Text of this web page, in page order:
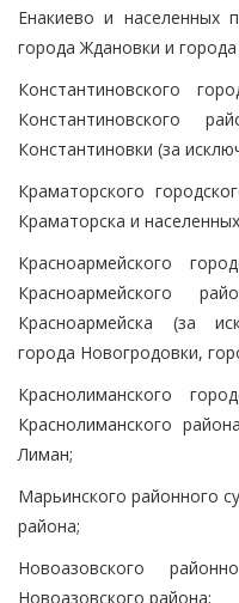
Енакиево и населенных
города Ждановки и
Константиновского
Константиновского
Константиновки (за
Краматорского
Краматорска и
Красноармейского
Красноармейского
Красноармейска (за
города Новогродовки,
Краснолиманского
Краснолиманского
Лиман;
Марьинского районного
района;
Новоазовского
Новоазовского района;